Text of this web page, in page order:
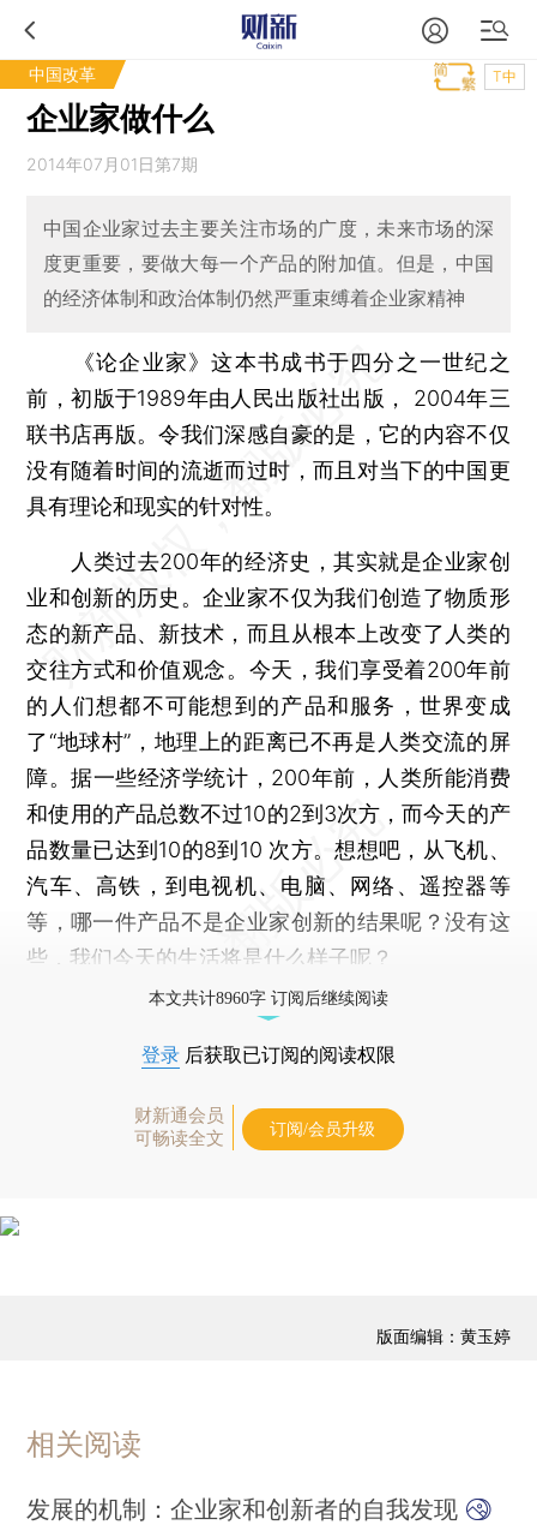
中国改革 T中
企业家做什么
2014年07月01日第7期
中国企业家过去主要关注市场的广度，未来市场的深
度更重要，要做大每一个产品的附加值。但是，中国
的经济体制和政治体制仍然严重束缚着企业家精神
《论企业家》这本书成书于四分之一世纪之
前，初版于1989年由人民出版社出版， 2004年三
联书店再版。令我们深感自豪的是，它的内容不仅
没有随着时间的流逝而过时，而且对当下的中国更
具有理论和现实的针对性。
人类过去200年的经济史，其实就是企业家创
业和创新的历史。企业家不仅为我们创造了物质形
态的新产品、新技术，而且从根本上改变了人类的
交往方式和价值观念。今天，我们享受着200年前
的人们想都不可能想到的产品和服务，世界变成
了“地球村”，地理上的距离已不再是人类交流的屏
障。据一些经济学统计，200年前，人类所能消费
和使用的产品总数不过10的2到3次方，而今天的产
品数量已达到10的8到10 次方。想想吧，从飞机、
汽车、高铁，到电视机、电脑、网络、遥控器等
等，哪一件产品不是企业家创新的结果呢？没有这
些，我们今天的生活将是什么样子呢？
本文共计8960字 订阅后继续阅读
登录 后获取已订阅的阅读权限
财新通会员
可畅读全文
订阅/会员升级
版面编辑：黄玉婷
相关阅读
发展的机制：企业家和创新者的自我发现